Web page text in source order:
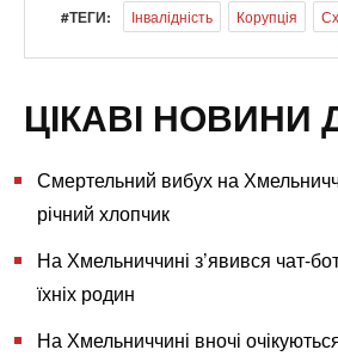
#ТЕГИ: Інвалідність Корупція
ЦІКАВІ НОВИНИ
Смертельний вибух на
річний хлопчик
На Хмельниччині з’явився чат-
їхніх родин
На Хмельниччині вночі